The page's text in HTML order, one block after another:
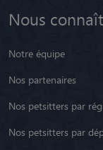
Nous
Notre équipe
Nos partenaires
Nos petsitters par
Nos petsitters par